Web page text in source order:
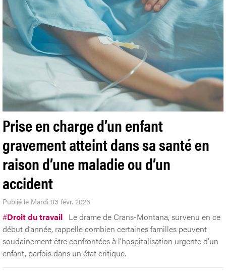
Prise en charge d’un enfant
gravement atteint dans sa santé en
raison d’une maladie ou d’un
accident
Publié le Mardi 03 févr. 2026
#Droit du travail Le drame de Crans-Montana, survenu en ce
début d’année, rappelle combien certaines familles peuvent
soudainement être confrontées à l’hospitalisation urgente d’un
enfant, parfois dans un état critique.